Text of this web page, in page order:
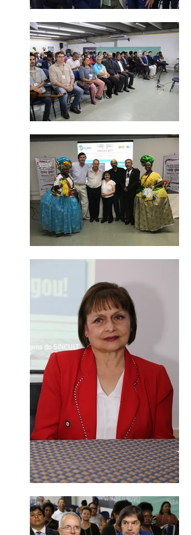
Imagens do SINCULT
2017